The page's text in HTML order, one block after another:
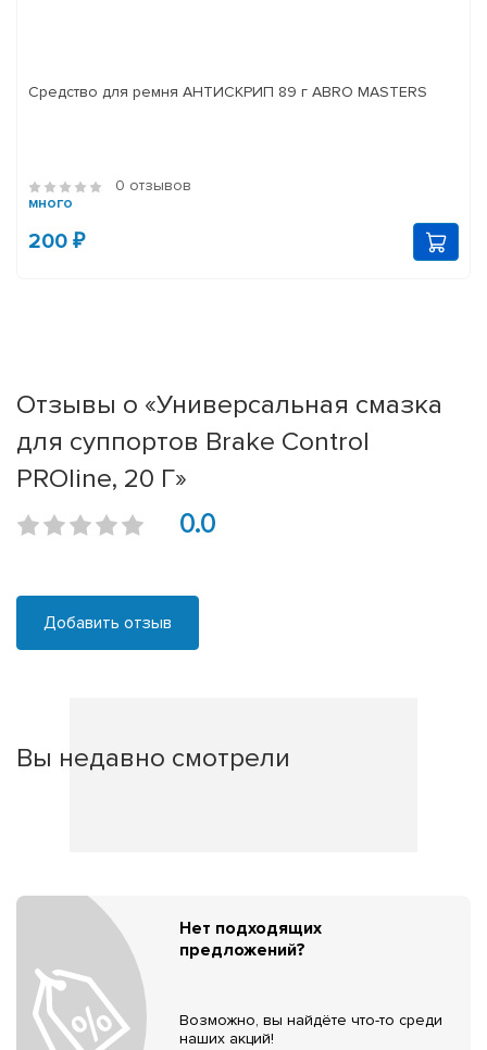
Средство для ремня АНТИСКРИП 89 г ABRO MASTERS
0 отзывов
много
200 ₽
Отзывы о «Универсальная смазка
для суппортов Brake Control
PROline, 20 Г»
0.0
Добавить отзыв
Вы недавно смотрели
Нет подходящих
предложений?
Возможно, вы найдёте что-то среди
наших акций!